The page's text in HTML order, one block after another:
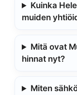
Kuinka
muiden
Mitä ovat
hinnat nyt?
Miten